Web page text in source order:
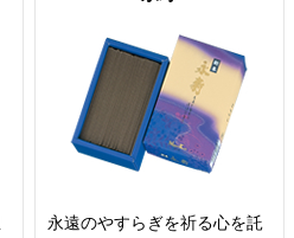
永遠のやすらぎを祈る心を託